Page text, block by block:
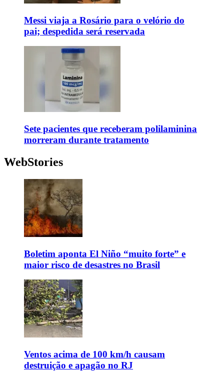
Messi viaja a Rosário para o velório do
pai; despedida será reservada
Sete pacientes que receberam polilaminina
morreram durante tratamento
WebStories
Boletim aponta El Niño “muito forte” e
maior risco de desastres no Brasil
Ventos acima de 100 km/h causam
destruição e apagão no RJ